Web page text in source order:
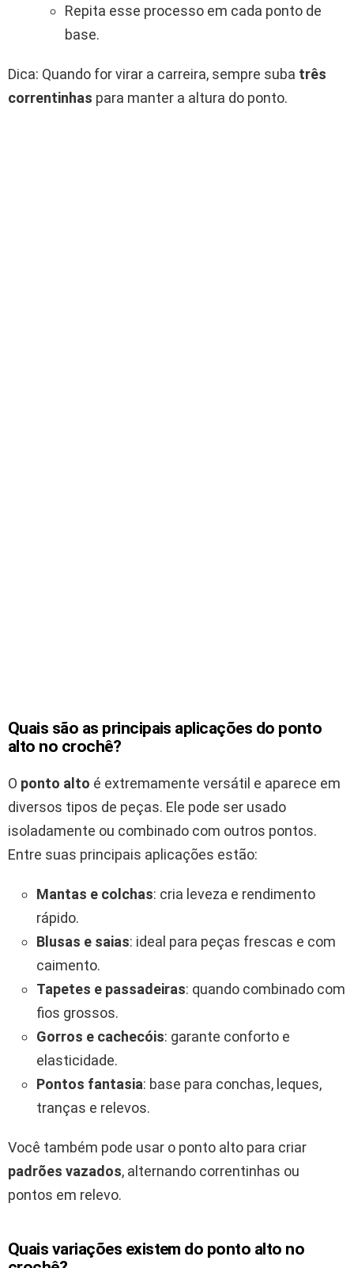
Repita esse processo em cada ponto de
base.
Dica: Quando for virar a carreira, sempre suba três
correntinhas para manter a altura do ponto.
Quais são as principais aplicações do ponto
alto no crochê?
O ponto alto é extremamente versátil e aparece em
diversos tipos de peças. Ele pode ser usado
isoladamente ou combinado com outros pontos.
Entre suas principais aplicações estão:
Mantas e colchas: cria leveza e rendimento
rápido.
Blusas e saias: ideal para peças frescas e com
caimento.
Tapetes e passadeiras: quando combinado com
fios grossos.
Gorros e cachecóis: garante conforto e
elasticidade.
Pontos fantasia: base para conchas, leques,
tranças e relevos.
Você também pode usar o ponto alto para criar
padrões vazados, alternando correntinhas ou
pontos em relevo.
Quais variações existem do ponto alto no